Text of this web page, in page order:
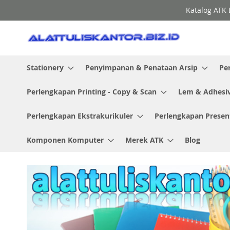
to
Katalog
Stationery
Penyimpanan & Penataan Arsip
Perlengkapan Printing - Copy & Scan Lem &
Perlengkapan Ekstrakurikuler Perlengkapan
Komponen Komputer Merek ATK Blog